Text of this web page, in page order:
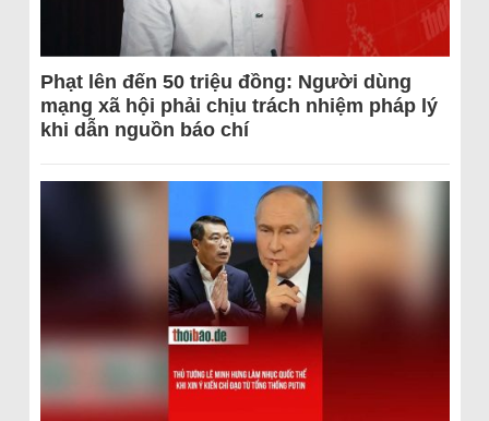
Phạt lên đến 50 triệu đồng: Người dùng
mạng xã hội phải chịu trách nhiệm pháp lý
khi dẫn nguồn báo chí